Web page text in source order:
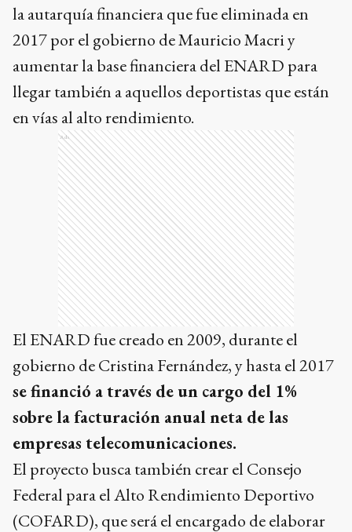
la autarquía financiera que fue eliminada en
2017 por el gobierno de Mauricio Macri y
aumentar la base financiera del ENARD para
llegar también a aquellos deportistas que están
en vías al alto rendimiento.
Ads
El ENARD fue creado en 2009, durante el
gobierno de Cristina Fernández, y hasta el 2017
se financió a través de un cargo del 1%
sobre la facturación anual neta de las
empresas telecomunicaciones.
El proyecto busca también crear el Consejo
Federal para el Alto Rendimiento Deportivo
(COFARD), que será el encargado de elaborar